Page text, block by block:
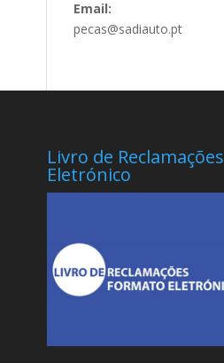
Email:
pecas@sadiauto.pt
Livro de Reclamações
Eletrónico